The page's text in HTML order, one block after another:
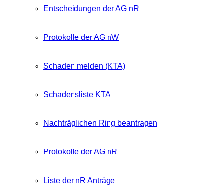
Entscheidungen der AG nR
Protokolle der AG nW
Schaden melden (KTA)
Schadensliste KTA
Nachträglichen Ring beantragen
Protokolle der AG nR
Liste der nR Anträge